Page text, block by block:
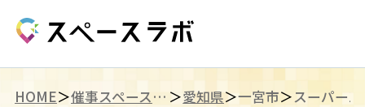
HOME 催事スペース（東海） 愛知県 一宮市